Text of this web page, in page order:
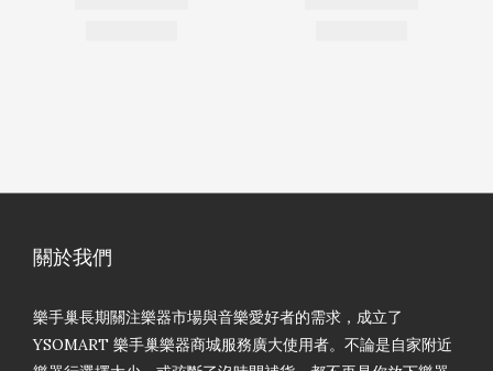
關於我們
樂手巢長期關注樂器市場與音樂愛好者的需求，成立了
YSOMART 樂手巢樂器商城服務廣大使用者。不論是自家附近